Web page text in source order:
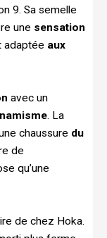
9. Sa semelle
une sensation
adaptée aux
avec un
. La
chaussure du
de
qu’une
de chez Hoka.